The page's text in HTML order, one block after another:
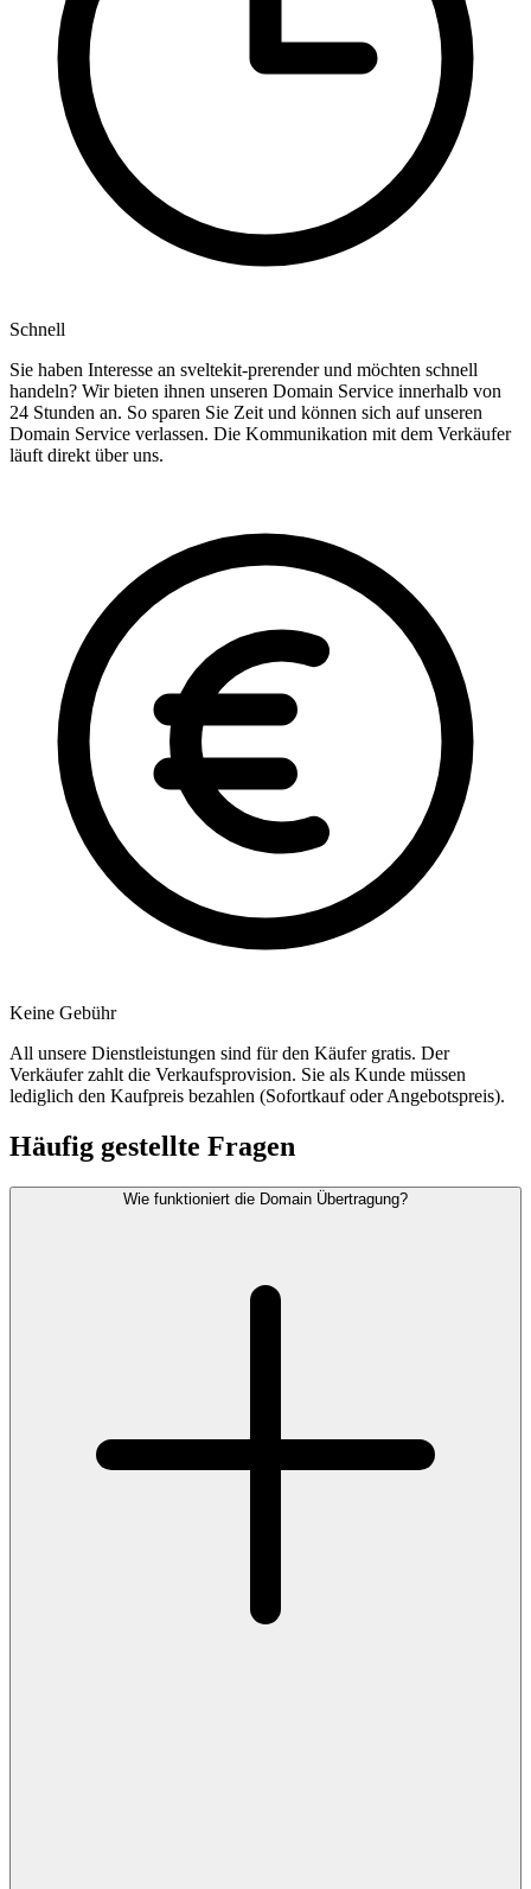
Schnell
Sie haben Interesse an sveltekit-prerender und möchten schnell
handeln? Wir bieten ihnen unseren Domain Service innerhalb von
24 Stunden an. So sparen Sie Zeit und können sich auf unseren
Domain Service verlassen. Die Kommunikation mit dem Verkäufer
läuft direkt über uns.
Keine Gebühr
All unsere Dienstleistungen sind für den Käufer gratis. Der
Verkäufer zahlt die Verkaufsprovision. Sie als Kunde müssen
lediglich den Kaufpreis bezahlen (Sofortkauf oder Angebotspreis).
Häufig gestellte Fragen
Wie funktioniert die Domain Übertragung?